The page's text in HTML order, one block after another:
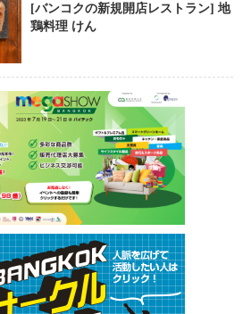
[バンコクの新規開店レストラン] 地
鶏料理 けん